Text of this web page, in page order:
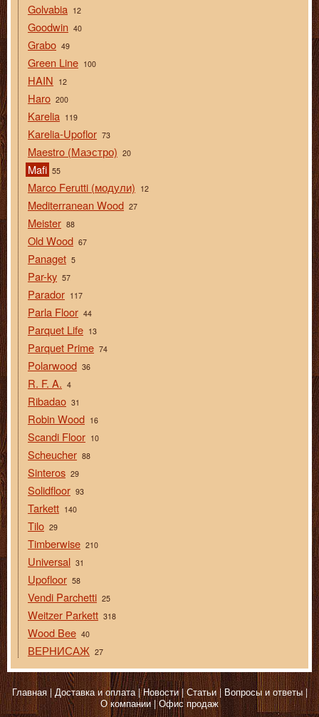
Golvabia 12
Goodwin 40
Grabo 49
Green Line 100
HAIN 12
Haro 200
Karelia 119
Karelia-Upoflor 73
Maestro (Маэстро) 20
Mafi 55
Marco Ferutti (модули) 12
Mediterranean Wood 27
Meister 88
Old Wood 67
Panaget 5
Par-ky 57
Parador 117
Parla Floor 44
Parquet Life 13
Parquet Prime 74
Polarwood 36
R. F. A. 4
Ribadao 31
Robin Wood 16
Scandi Floor 10
Scheucher 88
Sinteros 29
Solidfloor 93
Tarkett 140
Tilo 29
Timberwise 210
Universal 31
Upofloor 58
Vendi Parchetti 25
Weitzer Parkett 318
Wood Bee 40
ВЕРНИСАЖ 27
Главная Доставка и оплата Новости Статьи
Вопросы и ответы
О компании Офис продаж